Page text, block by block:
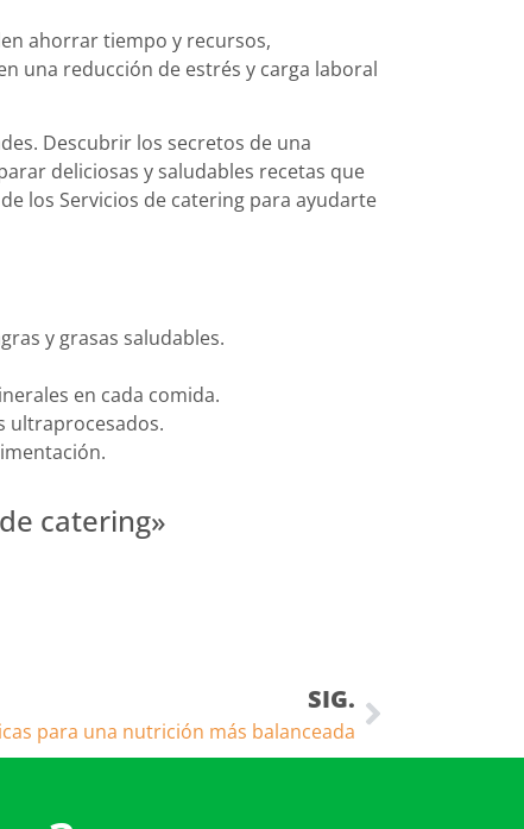
ahorrar tiempo y recursos,
una reducción de estrés y carga laboral
Descubrir los secretos de una
deliciosas y saludables recetas que
los Servicios de catering para ayudarte
y grasas saludables.
en cada comida.
ultraprocesados.
catering»
SIG.
para una nutrición más balanceada